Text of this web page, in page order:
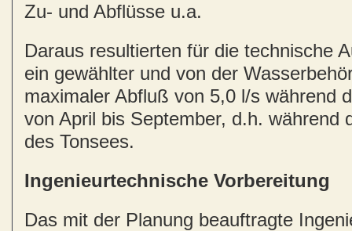
Zu- und Abflüsse u.a.
Daraus resultierten für die technische
ein gewählter und von der
maximaler Abfluß von 5,0 l/s während
von April bis September, d.h. während
des Tonsees.
Ingenieurtechnische Vorbereitung
Das mit der Planung beauftragte